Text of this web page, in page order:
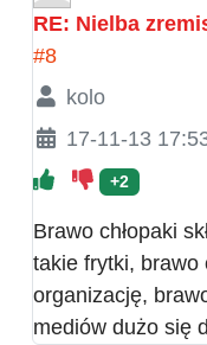
RE: Nielba
#8
kolo
17-11-13
+2
Brawo chłopaki
takie frytki, brawo
organizację,
mediów dużo się